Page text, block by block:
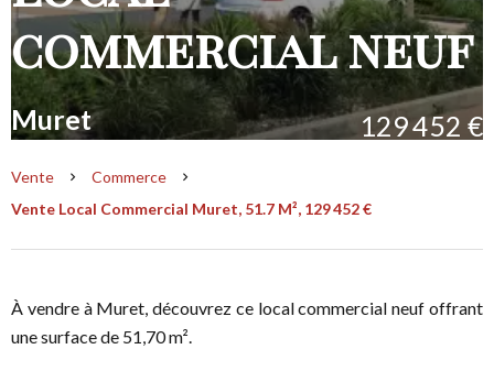
commercial neuf
Muret 129 452 €
Vente
Commerce
Vente Local Commercial Muret, 51.7 M², 129 452 €
À vendre à Muret, découvrez ce local commercial neuf offrant
une surface de 51,70 m².